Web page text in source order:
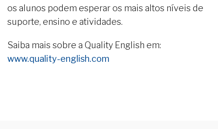
os alunos podem esperar os mais altos níveis de
suporte, ensino e atividades.
Saiba mais sobre a Quality English em:
www.quality-english.com